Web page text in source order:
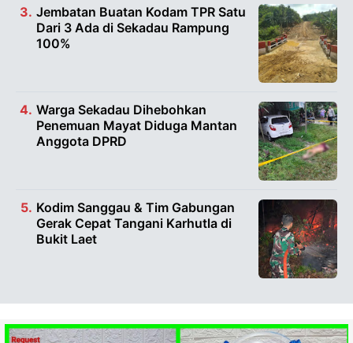
Jembatan Buatan Kodam TPR Satu
Dari 3 Ada di Sekadau Rampung
100%
Warga Sekadau Dihebohkan
Penemuan Mayat Diduga Mantan
Anggota DPRD
Kodim Sanggau & Tim Gabungan
Gerak Cepat Tangani Karhutla di
Bukit Laet